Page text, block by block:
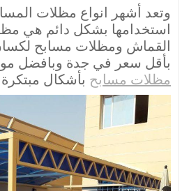
وتعد أشهر انواع مظلات
استخدامها بشكل دائم هي
القماش ومظلات مسابح لكسان
بأقل سعر في جدة وبافضل
مظلات مسابح بأشكال